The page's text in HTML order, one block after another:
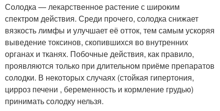
Солодка — лекарственное растение с широким
спектром действия. Среди прочего, солодка снижает
вязкость лимфы и улучшает её отток, тем самым ускоряя
выведение токсинов, скопившихся во внутренних
органах и тканях. Побочные действия, как правило,
проявляются только при длительном приёме препаратов
солодки. В некоторых случаях (стойкая гипертония,
цирроз печени , беременность и кормление грудью)
принимать солодку нельзя.